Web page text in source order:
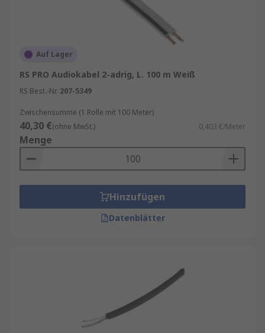
Auf Lager
RS PRO Audiokabel 2-adrig, L. 100 m Weiß
RS Best.-Nr. 207-5349
Zwischensumme (1 Rolle mit 100 Meter)
40,30 €(ohne MwSt.) 0,403 €/Meter
Menge
Hinzufügen
Datenblätter